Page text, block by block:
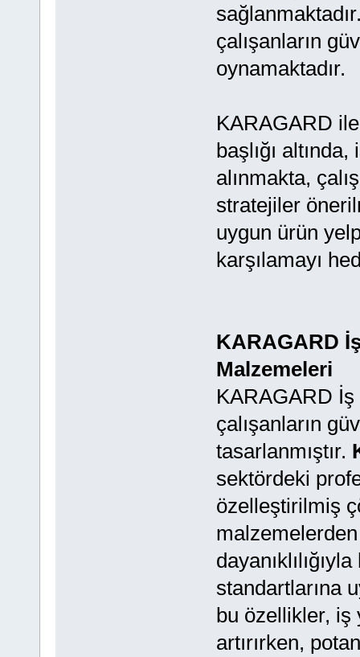
çalışanların
oynamaktadır.
KARAGARD ile
başlığı
alınmakta,
stratejiler
uygun ürün
karşılamayı
KARAGARD
Malzemeleri
KARAGARD
çalışanların
tasarlanmıştır.
sektördeki
özelleştirilmiş
standartlarına
bu özellikler, iş
artırırken,